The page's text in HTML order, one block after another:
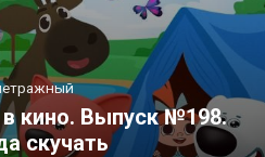
кино. Выпуск №198.
скучать